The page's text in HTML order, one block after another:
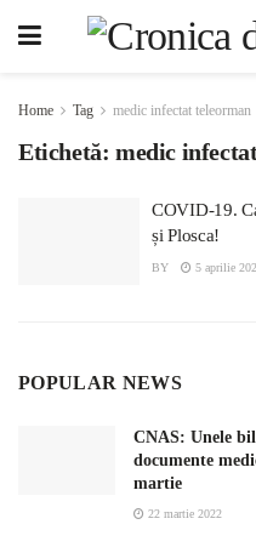
Home Tag medic infectat teleorman
Etichetă: medic
COVID-19.
și Plosca!
BY 5 aprilie
POPULAR NEWS
CNAS: Unele
documente
martie
22 martie 2022